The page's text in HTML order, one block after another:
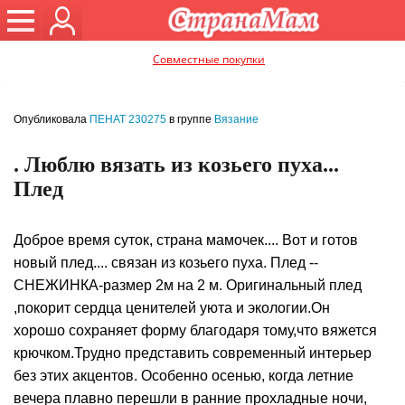
Совместные покупки
Опубликовала ПЕНАТ 230275 в группе Вязание
. Люблю вязать из козьего пуха...
Плед
Доброе время суток, страна мамочек.... Вот и готов
новый плед.... связан из козьего пуха. Плед --
СНЕЖИНКА-размер 2м на 2 м. Оригинальный плед
,покорит сердца ценителей уюта и экологии.Он
хорошо сохраняет форму благодаря тому,что вяжется
крючком.Трудно представить современный интерьер
без этих акцентов. Особенно осенью, когда летние
вечера плавно перешли в ранние прохладные ночи,